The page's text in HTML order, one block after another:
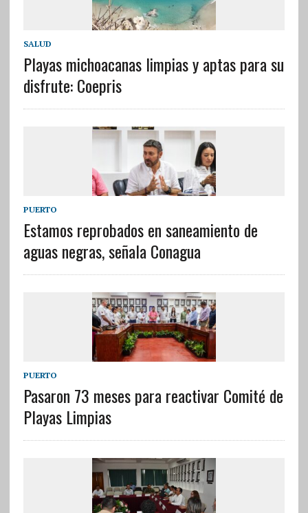
SALUD
Playas michoacanas limpias y aptas para su
disfrute: Coepris
PUERTO
Estamos reprobados en saneamiento de
aguas negras, señala Conagua
PUERTO
Pasaron 73 meses para reactivar Comité de
Playas Limpias